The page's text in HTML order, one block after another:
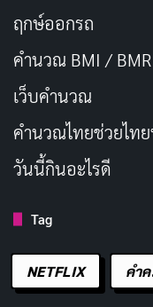
ฉากแอ็คชั่นใน
จังหวะได้ดี เสียงประ
แบบลงตัว ทำให้ทุกก
ยังคงความสม่ำเสมอ
พวกมันยังแสดงอาร
อย่างฉากซอมบี้กวา
ฤกษ์ออกรถ
คำนวณ BMI / BMR
เว็บคํานวณ
คํานวณไทยช่วยไท
วันนี้กินอะไรดี
Tag
NETFLIX คำ